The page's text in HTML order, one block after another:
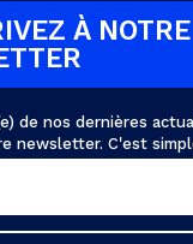
À NOTRE
de nos dernières
newsletter. C'est
vous maintenant pour